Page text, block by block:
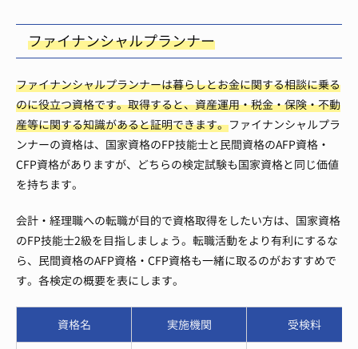
ファイナンシャルプランナー
ファイナンシャルプランナーは暮らしとお金に関する相談に乗る
のに役立つ資格です。取得すると、資産運用・税金・保険・不動
産等に関する知識があると証明できます。ファイナンシャルプラ
ンナーの資格は、国家資格のFP技能士と民間資格のAFP資格・
CFP資格がありますが、どちらの検定試験も国家資格と同じ価値
を持ちます。
会計・経理職への転職が目的で資格取得をしたい方は、国家資格
のFP技能士2級を目指しましょう。転職活動をより有利にするな
ら、民間資格のAFP資格・CFP資格も一緒に取るのがおすすめで
す。各検定の概要を表にします。
資格名 実施機関 受検料